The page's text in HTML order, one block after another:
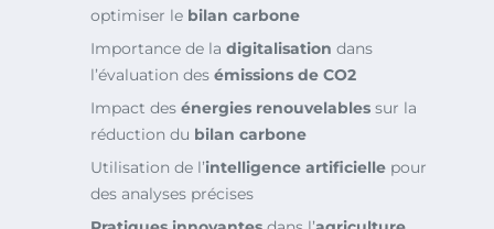
optimiser le bilan carbone
Importance de la digitalisation dans
l’évaluation des émissions de CO2
Impact des énergies renouvelables sur la
réduction du bilan carbone
Utilisation de l’intelligence artificielle pour
des analyses précises